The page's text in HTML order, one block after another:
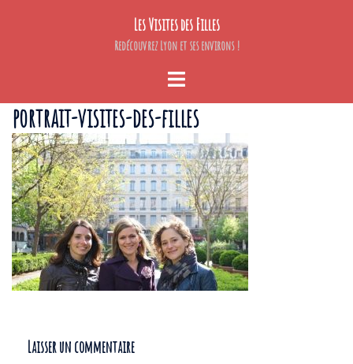
Les Visites des Filles
Redécouvrez Lyon et ses environs !
Ouvrir/fermer
le
menu
portrait-visites-des-filles
Laisser un commentaire